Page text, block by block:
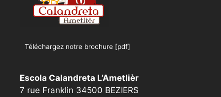
Téléchargez notre brochure [pdf]
Escola Calandreta L’Ametlièr
7 rue Franklin 34500 BEZIERS